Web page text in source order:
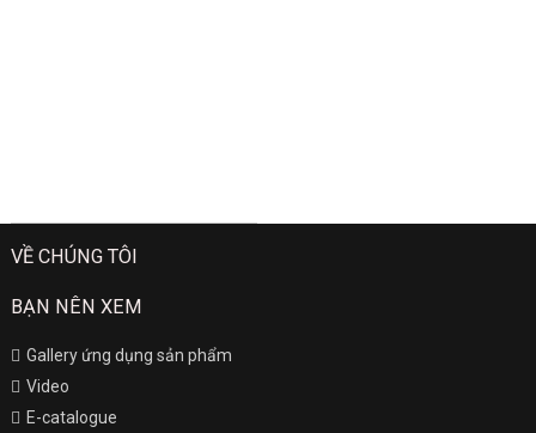
VỀ CHÚNG TÔI
BẠN NÊN XEM
Gallery ứng dụng sản phẩm
Video
E-catalogue